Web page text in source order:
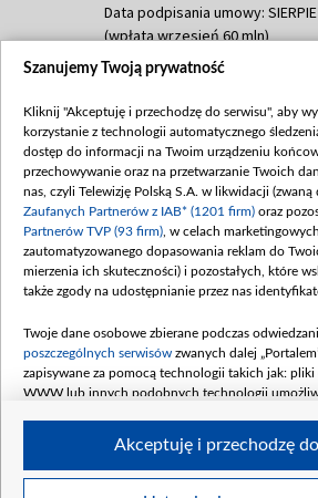
Data podpisania umowy:
(wpłata wrzesień 60 mln)
Dofinansowanie 635 783 051,21
(wpłata wrzesień 100 mln,
mln, listopad 265 mln)
Dofinansowanie 48 862 000,00
Data podpisania umowy:
(wpłata grudzień 60,548 mln)
Dofinansowanie 900 000 000,00
Data podpisania umowy: LUTY
kwiecień 180 mln, 7 maja 180
czerwca 90 mln)
Dofinansowanie 250 000 000,00
4 sierpnia 250 mln
Szanujemy Twoją prywatność
Kliknij "Akceptuję i przechodzę do serwisu", aby
korzystanie z technologii automatycznego
dostęp do informacji na Twoim urządzeniu
przechowywanie oraz na przetwarzanie Twoich
nas, czyli Telewizję Polską S.A. w likwidacji (zwaną
Zaufanych Partnerów z IAB* (1201 firm) oraz
Partnerów TVP (93 firm) , w celach
zautomatyzowanego dopasowania reklam do
mierzenia ich skuteczności) i pozostałych, które
także zgody na udostępnianie przez nas
Twoje dane osobowe zbierane podczas
poszczególnych serwisów zwanych dalej
zapisywane za pomocą technologii takich jak:
WWW lub innych podobnych technologii
Twoje dane osobowe zbierane podczas
Akceptuję i przechodzę